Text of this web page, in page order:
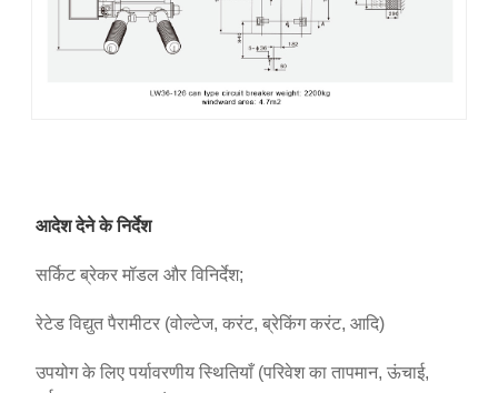
आदेश देने के निर्देश
सर्किट ब्रेकर मॉडल और विनिर्देश;
रेटेड विद्युत पैरामीटर (वोल्टेज, करंट, ब्रेकिंग करंट, आदि)
उपयोग के लिए पर्यावरणीय स्थितियाँ (परिवेश का तापमान, ऊंचाई,